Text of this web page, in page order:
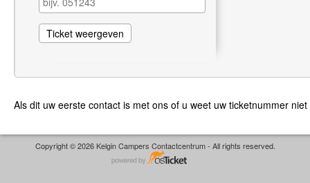
Als dit uw eerste contact is met ons of u weet uw ticketnummer
Copyright © 2026 Kelgin Campers Contactcentrum - All rights reserved.